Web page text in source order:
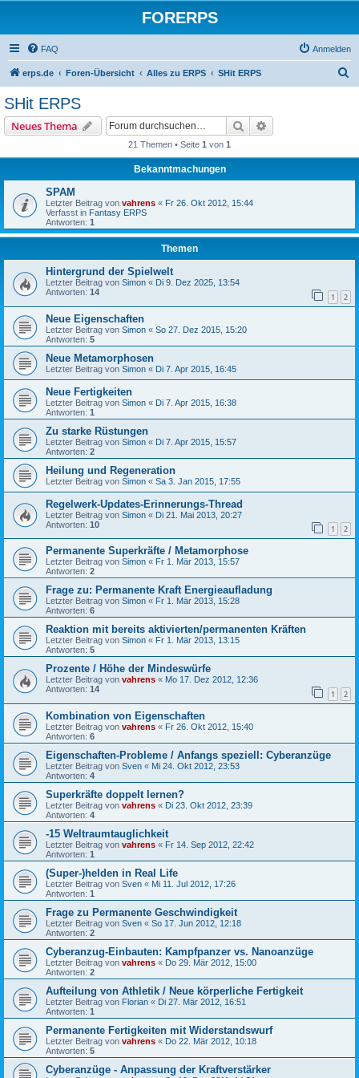
FORERPS
FAQ Anmelden
erps.de Foren-Übersicht Alles zu ERPS SHit ERPS
SHit ERPS
Neues Thema Suche
21 Themen • Seite 1 von 1
Bekanntmachungen
SPAM
Letzter Beitrag von vahrens « Fr 26. Okt 2012, 15:44
Verfasst in Fantasy ERPS
Antworten: 1
Themen
Hintergrund der Spielwelt
Letzter Beitrag von Simon « Di 9. Dez 2025, 13:54
Antworten: 14 1 2
Neue Eigenschaften
Letzter Beitrag von Simon « So 27. Dez 2015, 15:20
Antworten: 5
Neue Metamorphosen
Letzter Beitrag von Simon « Di 7. Apr 2015, 16:45
Neue Fertigkeiten
Letzter Beitrag von Simon « Di 7. Apr 2015, 16:38
Antworten: 1
Zu starke Rüstungen
Letzter Beitrag von Simon « Di 7. Apr 2015, 15:57
Antworten: 2
Heilung und Regeneration
Letzter Beitrag von Simon « Sa 3. Jan 2015, 17:55
Regelwerk-Updates-Erinnerungs-Thread
Letzter Beitrag von Simon « Di 21. Mai 2013, 20:27
Antworten: 10 1 2
Permanente Superkräfte / Metamorphose
Letzter Beitrag von Simon « Fr 1. Mär 2013, 15:57
Antworten: 2
Frage zu: Permanente Kraft Energieaufladung
Letzter Beitrag von Simon « Fr 1. Mär 2013, 15:28
Antworten: 6
Reaktion mit bereits aktivierten/permanenten Kräften
Letzter Beitrag von Simon « Fr 1. Mär 2013, 13:15
Antworten: 5
Prozente / Höhe der Mindeswürfe
Letzter Beitrag von vahrens « Mo 17. Dez 2012, 12:36
Antworten: 14 1 2
Kombination von Eigenschaften
Letzter Beitrag von vahrens « Fr 26. Okt 2012, 15:40
Antworten: 6
Eigenschaften-Probleme / Anfangs speziell: Cyberanzüge
Letzter Beitrag von Sven « Mi 24. Okt 2012, 23:53
Antworten: 4
Superkräfte doppelt lernen?
Letzter Beitrag von vahrens « Di 23. Okt 2012, 23:39
Antworten: 4
-15 Weltraumtauglichkeit
Letzter Beitrag von vahrens « Fr 14. Sep 2012, 22:42
Antworten: 1
(Super-)helden in Real Life
Letzter Beitrag von Sven « Mi 11. Jul 2012, 17:26
Antworten: 1
Frage zu Permanente Geschwindigkeit
Letzter Beitrag von Sven « So 17. Jun 2012, 12:18
Antworten: 2
Cyberanzug-Einbauten: Kampfpanzer vs. Nanoanzüge
Letzter Beitrag von vahrens « Do 29. Mär 2012, 15:00
Antworten: 2
Aufteilung von Athletik / Neue körperliche Fertigkeit
Letzter Beitrag von Florian « Di 27. Mär 2012, 16:51
Antworten: 1
Permanente Fertigkeiten mit Widerstandswurf
Letzter Beitrag von vahrens « Do 22. Mär 2012, 10:18
Antworten: 5
Cyberanzüge - Anpassung der Kraftverstärker